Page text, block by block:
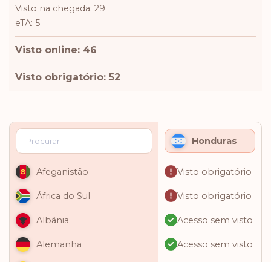
Visto na chegada: 29
eTA: 5
Visto online: 46
Visto obrigatório: 52
Honduras
Afeganistão Visto obrigatório
África do Sul Visto obrigatório
Albânia Acesso sem visto
Alemanha Acesso sem visto